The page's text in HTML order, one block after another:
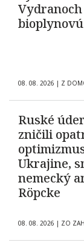
Vydranoch
08. 08. 2026 | Z
Ruské
zničili
Ukrajine,
nemecký
Röpcke
08. 08. 2026 | ZO